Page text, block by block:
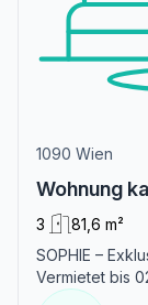
1090 Wien
Wohnung
3
81,6 m²
SOPHIE –
Vermietet bis